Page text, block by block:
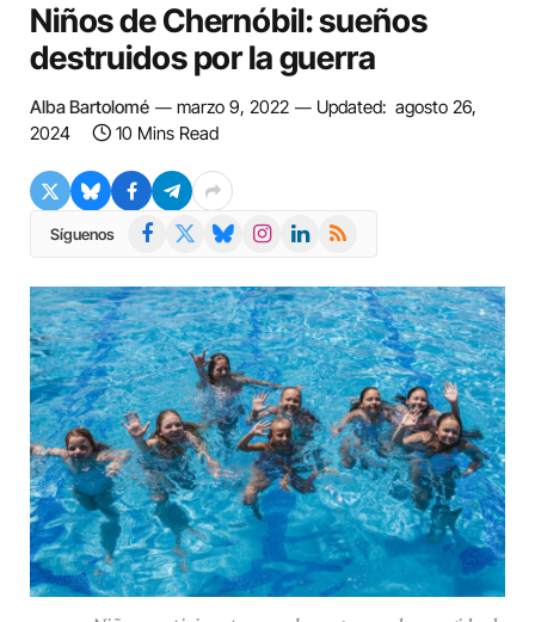
Niños de Chernóbil: sueños
destruidos por la guerra
Alba Bartolomé marzo 9, 2022 Updated: agosto 26,
2024
10 Mins Read
Síguenos Facebook BlueskyInstagramLinkedIn
RSS